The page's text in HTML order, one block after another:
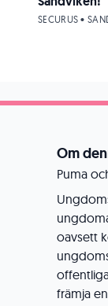
Om
Puma
oavsett
främja
SECURUS •